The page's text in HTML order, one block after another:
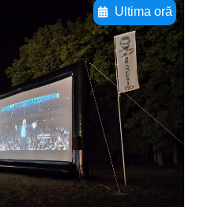
Ultima oră
textul pentru
aici
aici
aici
subti